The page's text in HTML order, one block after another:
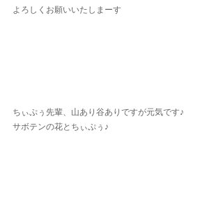
よろしくお願いいたしまーす
ちぃぷぅ先輩、山あり谷ありですが元気です♪
サボテンの花とちぃぷぅ♪